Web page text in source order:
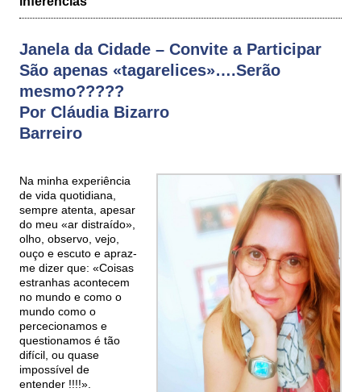
Janela da Cidade – Convite a Participar
São apenas «tagarelices»….Serão
mesmo?????
Por Cláudia Bizarro
Barreiro
Na minha experiência
de vida quotidiana,
sempre atenta, apesar
do meu «ar distraído»,
olho, observo, vejo,
ouço e escuto e apraz-
me dizer que: «Coisas
estranhas acontecem
no mundo e como o
mundo como o
percecionamos e
questionamos é tão
difícil, ou quase
impossível de
entender !!!!».